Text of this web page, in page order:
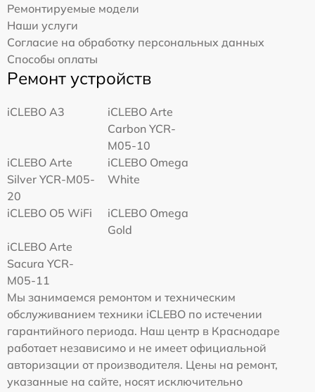
Ремонтируемые модели
Наши услуги
Согласие на обработку персональных данных
Способы оплаты
Ремонт устройств
iCLEBO A3
iCLEBO Arte
Carbon YCR-
M05-10
iCLEBO Arte
Silver YCR-M05-
20
iCLEBO Omega
White
iCLEBO O5 WiFi
iCLEBO Omega
Gold
iCLEBO Arte
Sacura YCR-
M05-11
Мы занимаемся ремонтом и техническим
обслуживанием техники iCLEBO по истечении
гарантийного периода. Наш центр в Краснодаре
работает независимо и не имеет официальной
авторизации от производителя. Цены на ремонт,
указанные на сайте, носят исключительно